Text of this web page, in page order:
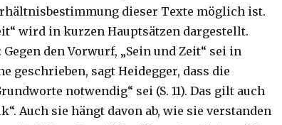
dieser Texte möglich ist.
wird in kurzen Hauptsätzen dargestellt.
den Vorwurf, „Sein und Zeit“ sei in
geschrieben, sagt Heidegger, dass die
notwendig“ sei (S. 11). Das gilt auch
Auch sie hängt davon ab, wie sie verstanden